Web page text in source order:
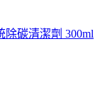
除碳清潔劑 300ml